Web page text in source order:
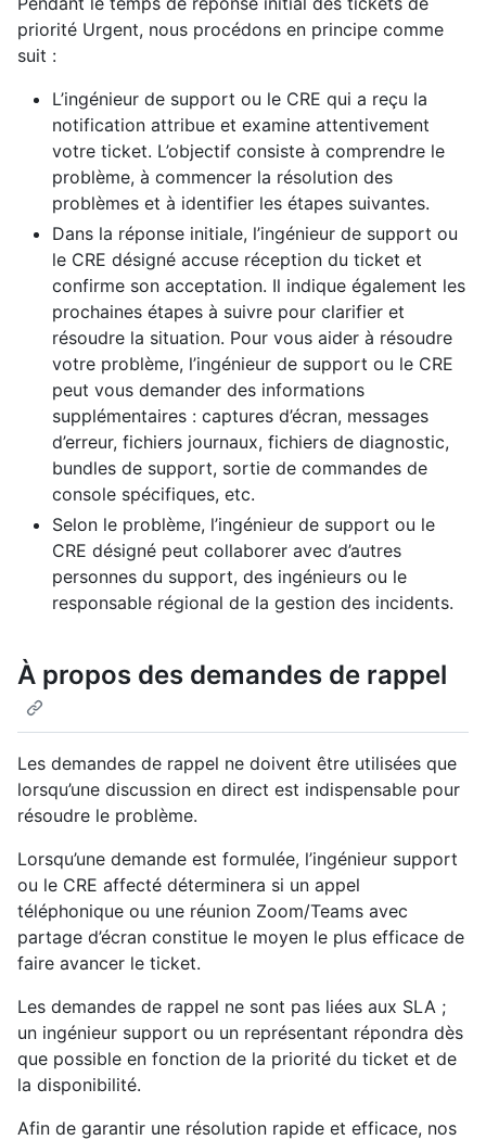
priorité Urgent, nous procédons en principe comme
suit :
L’ingénieur de support ou le CRE qui a reçu la
notification attribue et examine attentivement
votre ticket. L’objectif consiste à comprendre le
problème, à commencer la résolution des
problèmes et à identifier les étapes suivantes.
Dans la réponse initiale, l’ingénieur de support ou
le CRE désigné accuse réception du ticket et
confirme son acceptation. Il indique également les
prochaines étapes à suivre pour clarifier et
résoudre la situation. Pour vous aider à résoudre
votre problème, l’ingénieur de support ou le CRE
peut vous demander des informations
supplémentaires : captures d’écran, messages
d’erreur, fichiers journaux, fichiers de diagnostic,
bundles de support, sortie de commandes de
console spécifiques, etc.
Selon le problème, l’ingénieur de support ou le
CRE désigné peut collaborer avec d’autres
personnes du support, des ingénieurs ou le
responsable régional de la gestion des incidents.
À propos des demandes de rappel
Les demandes de rappel ne doivent être utilisées que
lorsqu’une discussion en direct est indispensable pour
résoudre le problème.
Lorsqu’une demande est formulée, l’ingénieur support
ou le CRE affecté déterminera si un appel
téléphonique ou une réunion Zoom/Teams avec
partage d’écran constitue le moyen le plus efficace de
faire avancer le ticket.
Les demandes de rappel ne sont pas liées aux SLA ;
un ingénieur support ou un représentant répondra dès
que possible en fonction de la priorité du ticket et de
la disponibilité.
Afin de garantir une résolution rapide et efficace, nos